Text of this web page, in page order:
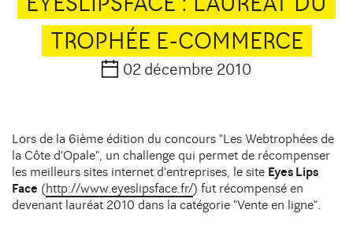
134 Rue des Templiers
Contact
69003 Lyon
Contact
DIJON
10 avenue Foch Immeuble Le Mazarin - LBA
21000 Dijon
Contact
TROPHÉE E-COMMERCE
02 décembre 2010
Lors de la 6ième édition du concours "Les Webtrophées de
la Côte d'Opale", un challenge qui permet de récompenser
les meilleurs sites internet d'entreprises, le site Eyes Lips
Face (http://www.eyeslipsface.fr/) fut récompensé en
devenant lauréat 2010 dans la catégorie "Vente en ligne".